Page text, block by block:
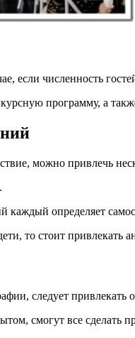
если численность
программу, а
можно привлечь
определяет
то стоит привлекать
следует привлекать
смогут все сделать